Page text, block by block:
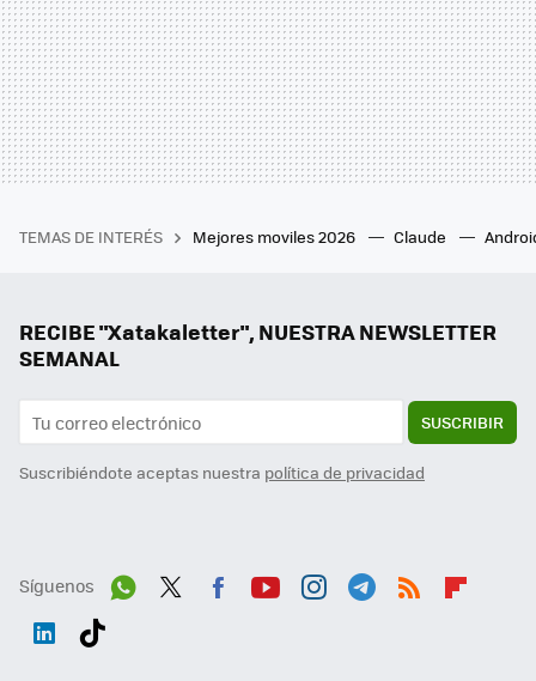
TEMAS DE INTERÉS Mejores moviles 2026 Claude
RECIBE "Xatakaletter", NUESTRA NEWSLETTER
SEMANAL
SUSCRIBIR
Suscribiéndote aceptas nuestra política de privacidad
Síguenos